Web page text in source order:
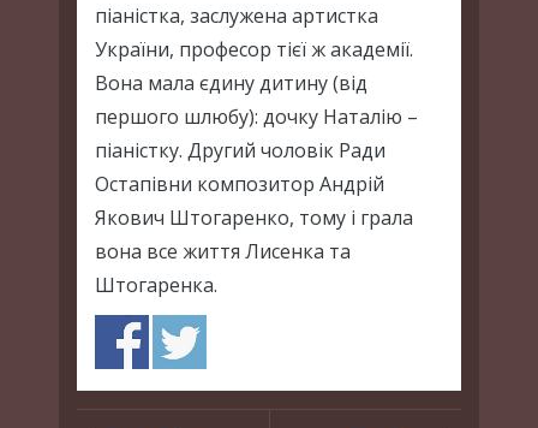
піаністка, заслужена артистка
України, професор тієї ж академії.
Вона мала єдину дитину (від
першого шлюбу): дочку Наталію –
піаністку. Другий чоловік Ради
Остапівни композитор Андрій
Якович Штогаренко, тому і грала
вона все життя Лисенка та
Штогаренка.